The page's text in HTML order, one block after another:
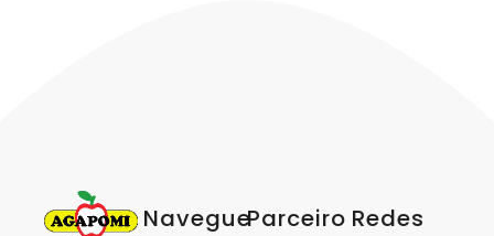
NavegueParceiro Redes